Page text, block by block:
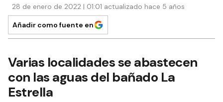
28 de enero de 2022 | 01:01 actualizado hace 5 años
Añadir como fuente en
Varias localidades se abastecen
con las aguas del bañado La
Estrella